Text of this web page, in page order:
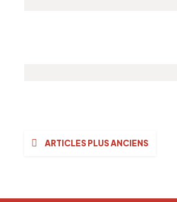
Navigation
ARTICLES PLUS ANCIENS